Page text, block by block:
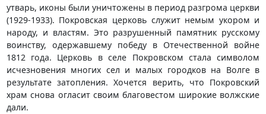
утварь, иконы были уничтожены в период разгрома церкви
(1929-1933). Покровская церковь служит немым укором и
народу, и властям. Это разрушенный памятник русскому
воинству, одержавшему победу в Отечественной войне
1812 года. Церковь в селе Покровском стала символом
исчезновения многих сел и малых городков на Волге в
результате затопления. Хочется верить, что Покровский
храм снова огласит своим благовестом широкие волжские
дали.